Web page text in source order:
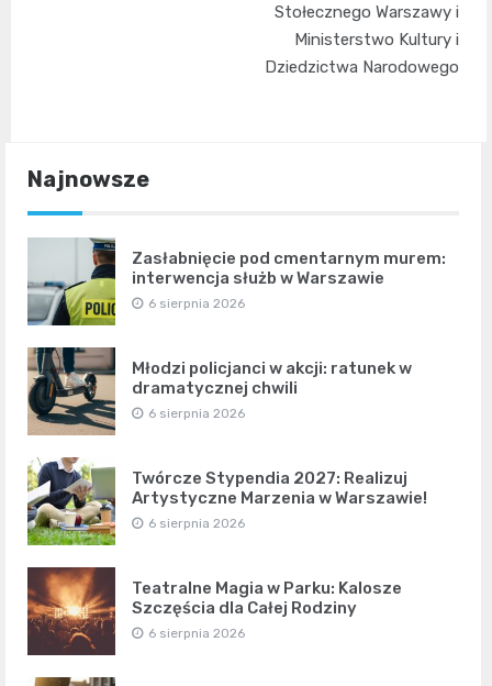
Stołecznego Warszawy i
Ministerstwo Kultury i
Dziedzictwa Narodowego
Najnowsze
Zasłabnięcie pod cmentarnym murem:
interwencja służb w Warszawie
6 sierpnia 2026
Młodzi policjanci w akcji: ratunek w
dramatycznej chwili
6 sierpnia 2026
Twórcze Stypendia 2027: Realizuj
Artystyczne Marzenia w Warszawie!
6 sierpnia 2026
Teatralne Magia w Parku: Kalosze
Szczęścia dla Całej Rodziny
6 sierpnia 2026